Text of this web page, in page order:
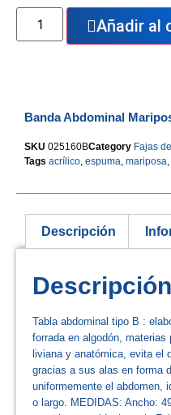
Añadir al
Banda Abdominal
SKU 025160BCategory Fajas
Tags acrílico espuma mariposa
Descripción
Descripción
Tabla abdominal tipo B :
forrada en algodón,
liviana y anatómica, evita el
gracias a sus alas en forma
uniformemente el abdomen,
o largo. MEDIDAS: Ancho: